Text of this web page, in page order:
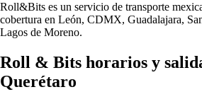
Roll&Bits es un servicio de transporte
cobertura en León, CDMX, Guadalajara,
Lagos de Moreno.
Roll & Bits horarios y
Querétaro